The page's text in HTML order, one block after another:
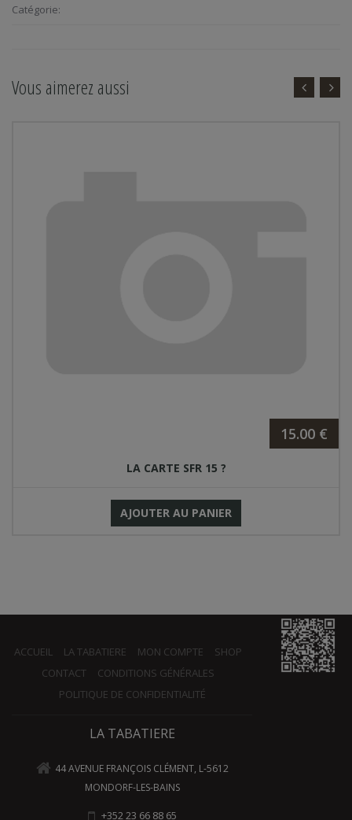
Catégorie:
Vous aimerez aussi
15.00 €
LA CARTE SFR 15 ?
AJOUTER AU PANIER
ACCUEIL LA TABATIERE MON COMPTE
SHOP
CONTACT
CONDITIONS GÉNÉRALES
POLITIQUE DE CONFIDENTIALITÉ
LA TABATIERE
44 AVENUE FRANÇOIS CLÉMENT, L-5612
MONDORF-LES-BAINS
+352 23 66 88 65